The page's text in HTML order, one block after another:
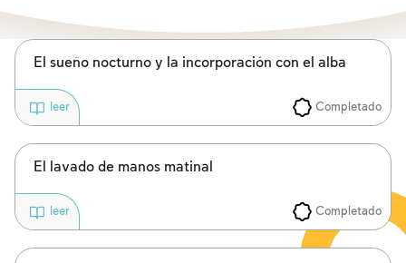
El sueño nocturno y la incorporación con el alba
Completado
leer
El lavado de manos matinal
Completado
leer